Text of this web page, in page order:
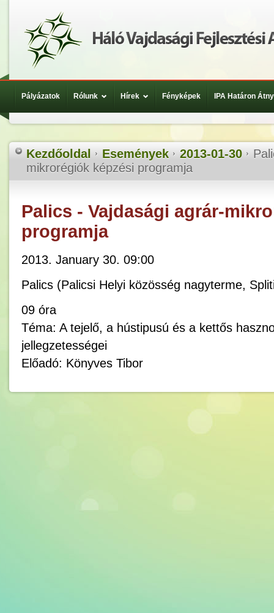
Pályázatok Rólunk Hírek Fényképek IPA Határon
Kezdőoldal Események 2013-01-30
mikrorégiók képzési programja
Palics - Vajdasági agrár-
programja
2013. January 30. 09:00
Palics (Palicsi Helyi közösség nagyterme,
09 óra
Téma: A tejelő, a hústipusú és a kettős
jellegzetességei
Előadó: Könyves Tibor